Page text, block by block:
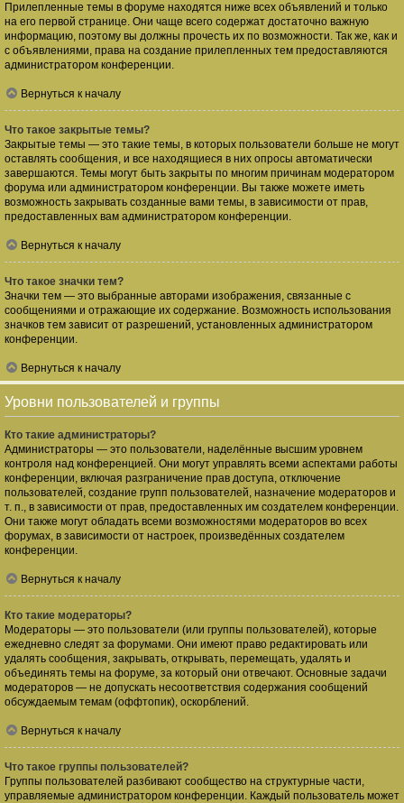
Прилепленные темы в форуме находятся ниже всех объявлений и только
на его первой странице. Они чаще всего содержат достаточно важную
информацию, поэтому вы должны прочесть их по возможности. Так же, как и
с объявлениями, права на создание прилепленных тем предоставляются
администратором конференции.
Вернуться к началу
Что такое закрытые темы?
Закрытые темы — это такие темы, в которых пользователи больше не могут
оставлять сообщения, и все находящиеся в них опросы автоматически
завершаются. Темы могут быть закрыты по многим причинам модератором
форума или администратором конференции. Вы также можете иметь
возможность закрывать созданные вами темы, в зависимости от прав,
предоставленных вам администратором конференции.
Вернуться к началу
Что такое значки тем?
Значки тем — это выбранные авторами изображения, связанные с
сообщениями и отражающие их содержание. Возможность использования
значков тем зависит от разрешений, установленных администратором
конференции.
Вернуться к началу
Уровни пользователей и группы
Кто такие администраторы?
Администраторы — это пользователи, наделённые высшим уровнем
контроля над конференцией. Они могут управлять всеми аспектами работы
конференции, включая разграничение прав доступа, отключение
пользователей, создание групп пользователей, назначение модераторов и
т. п., в зависимости от прав, предоставленных им создателем конференции.
Они также могут обладать всеми возможностями модераторов во всех
форумах, в зависимости от настроек, произведённых создателем
конференции.
Вернуться к началу
Кто такие модераторы?
Модераторы — это пользователи (или группы пользователей), которые
ежедневно следят за форумами. Они имеют право редактировать или
удалять сообщения, закрывать, открывать, перемещать, удалять и
объединять темы на форуме, за который они отвечают. Основные задачи
модераторов — не допускать несоответствия содержания сообщений
обсуждаемым темам (оффтопик), оскорблений.
Вернуться к началу
Что такое группы пользователей?
Группы пользователей разбивают сообщество на структурные части,
управляемые администратором конференции. Каждый пользователь может